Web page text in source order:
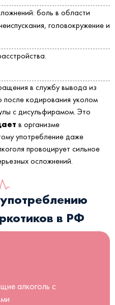
боль в области
головокружение и
в службу вывода из
после кодирования уколом
с дисульфирамом. Это
в организме
употребление даже
провоцирует сильное
осложнений.
употреблению
в РФ
алкоголь с